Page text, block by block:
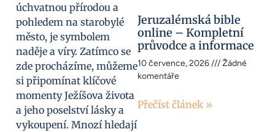
úchvatnou přírodou a
pohledem na starobylé
město, je symbolem
naděje a víry. Zatímco se
zde procházíme, můžeme
si připomínat klíčové
momenty Ježíšova života
a jeho poselství lásky a
vykoupení. Mnozí hledají
Jeruzalémská bible
online – Kompletní
průvodce a informace
10 července, 2026
Žádné
komentáře
Přečíst článek »